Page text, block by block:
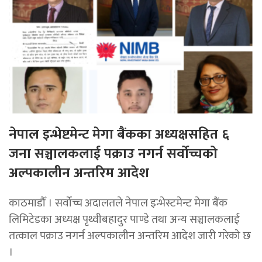
नेपाल इन्भेष्टमेन्ट मेगा बैंकका अध्यक्षसहित ६
जना सञ्चालकलाई पक्राउ नगर्न सर्वोच्चको
अल्पकालीन अन्तरिम आदेश
काठमाडौँ । सर्वोच्च अदालतले नेपाल इन्भेस्टमेन्ट मेगा बैंक
लिमिटेडका अध्यक्ष पृथ्वीबहादुर पाण्डे तथा अन्य सञ्चालकलाई
तत्काल पक्राउ नगर्न अल्पकालीन अन्तरिम आदेश जारी गरेको छ
।